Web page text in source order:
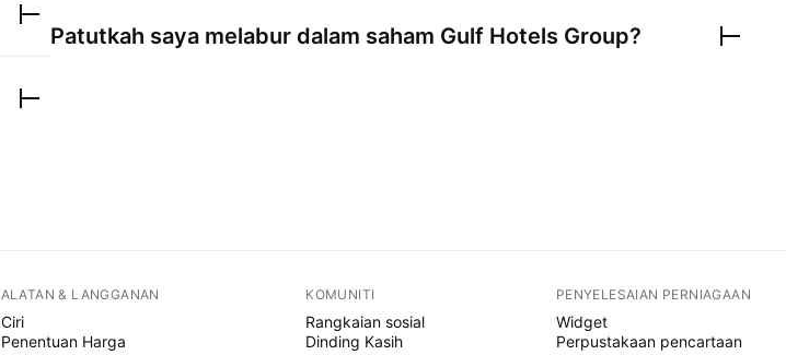
Patutkah saya melabur dalam saham Gulf Hotels Group?
ALATAN & LANGGANAN
Ciri
Penentuan Harga
KOMUNITI
Rangkaian sosial
Dinding Kasih
PENYELESAIAN PERNIAGAAN
Widget
Perpustakaan pencartaan